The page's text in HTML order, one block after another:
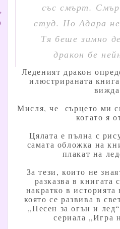
със смърт.
студ. Но Адара
Тя беше зимно
дракон бе
Леденият дракон
илюстрираната
Мисля, че сърцето ми
когато я
Цялата е пълна с
самата обложка на
плакат на
За тези, които не
разказва в книгата
накратко в
която се развива в
„Песен за огън и
сериала „Игра